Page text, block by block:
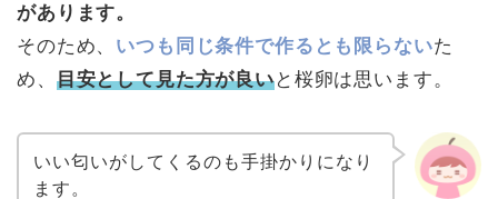
があります。
そのため、 いつも同じ条件で作るとも限らないた
め、 目安として見た方が良いと桜卵は思います。
いい匂いがしてくるのも手掛かりになり
ます。